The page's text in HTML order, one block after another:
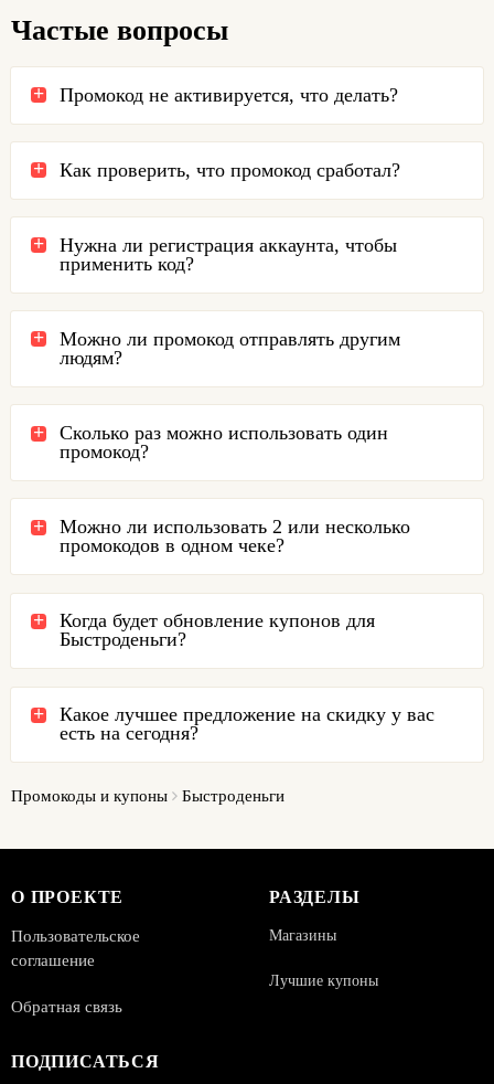
Частые вопросы
Промокод не активируется, что делать?
Как проверить, что промокод сработал?
Нужна ли регистрация аккаунта, чтобы
применить код?
Можно ли промокод отправлять другим
людям?
Сколько раз можно использовать один
промокод?
Можно ли использовать 2 или несколько
промокодов в одном чеке?
Когда будет обновление купонов для
Быстроденьги?
Какое лучшее предложение на скидку у вас
есть на сегодня?
Промокоды и купоны Быстроденьги
О ПРОЕКТЕ
Пользовательское
соглашение
Обратная связь
РАЗДЕЛЫ
Магазины
Лучшие купоны
ПОДПИСАТЬСЯ